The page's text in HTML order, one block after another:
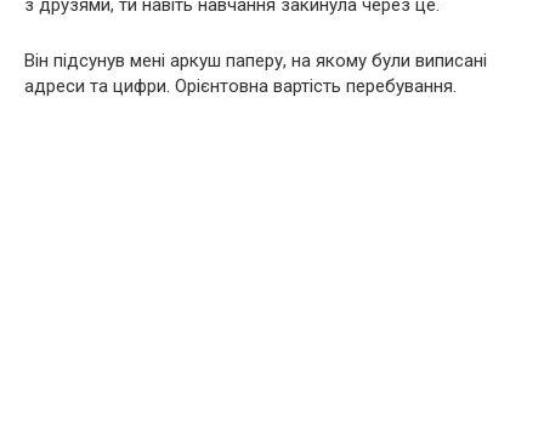
з друзями, ти навіть навчання закинула через це.
Він підсунув мені аркуш паперу, на якому були виписані
адреси та цифри. Орієнтовна вартість перебування.